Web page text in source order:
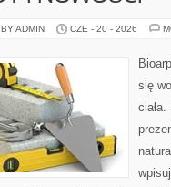
ADMIN CZE - 20 - 2026
się